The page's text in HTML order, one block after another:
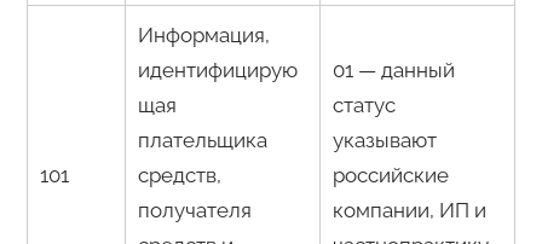
101
Информация,
идентифицирую
щая
плательщика
средств,
получателя
01 — данный
статус
указывают
российские
компании, ИП и